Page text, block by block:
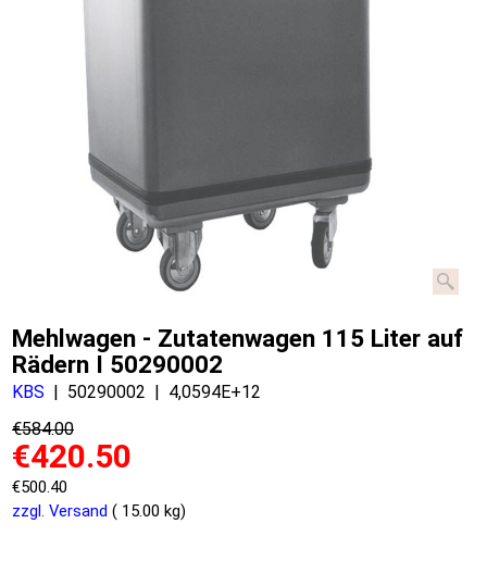
Mehlwagen - Zutatenwagen 115 Liter auf
Rädern I 50290002
KBS 50290002
4,0594E+12
€584.00
€420.50
€500.40
zzgl. Versand
15.00 kg